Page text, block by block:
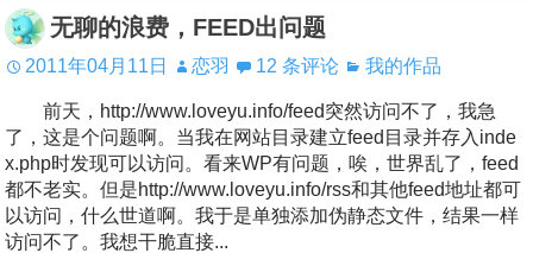
无聊的浪费，FEED出问题
2011年04月11日 恋羽 12 条评论 我的作品
前天，http://www.loveyu.info/feed突然访问不了，我急
了，这是个问题啊。当我在网站目录建立feed目录并存入inde
x.php时发现可以访问。看来WP有问题，唉，世界乱了，feed
都不老实。但是http://www.loveyu.info/rss和其他feed地址都可
以访问，什么世道啊。我于是单独添加伪静态文件，结果一样
访问不了。我想干脆直接...